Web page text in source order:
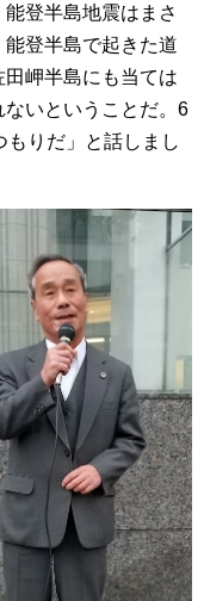
登半島地震はまさ
登半島で起きた道
岬半島にも当ては
いということだ。6
もりだ」と話しまし